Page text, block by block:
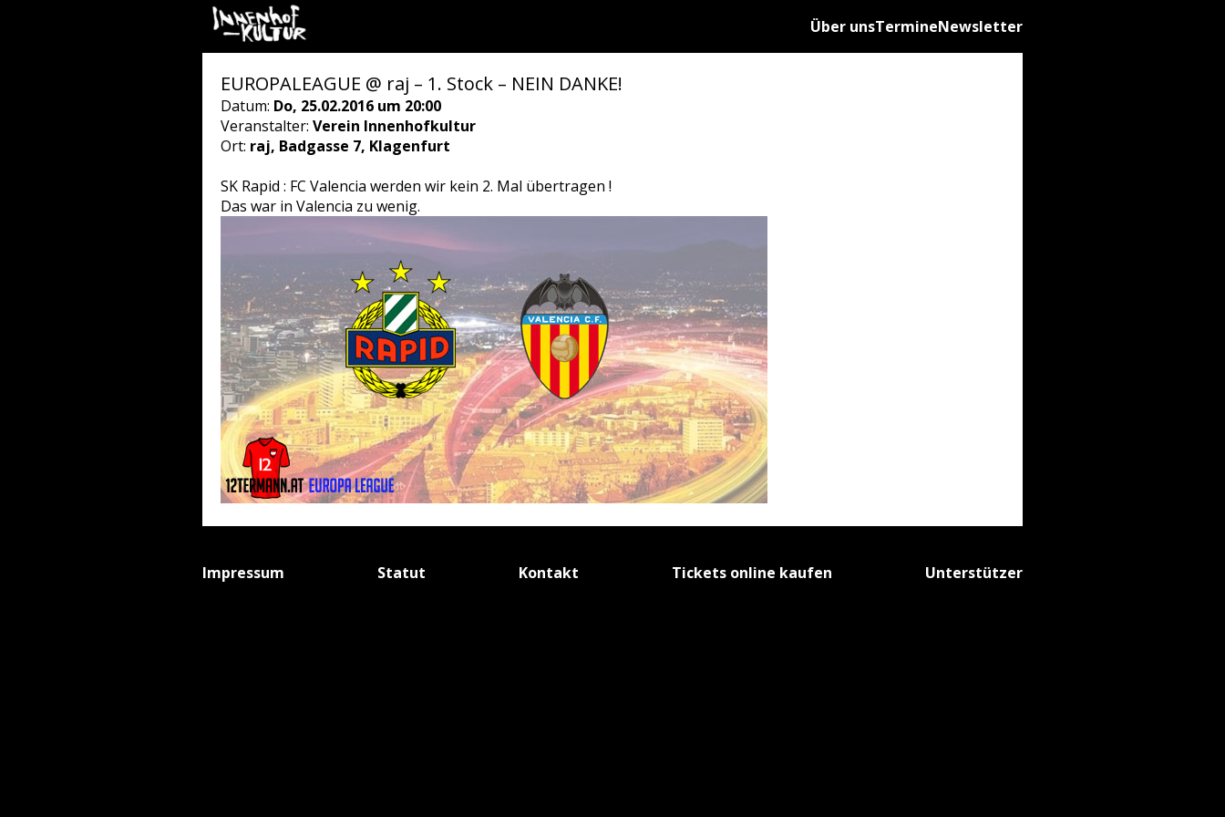
Über unsTermineNewsletter
EUROPALEAGUE @ raj – 1. Stock – NEIN DANKE!
Datum: Do, 25.02.2016 um 20:00
Veranstalter: Verein Innenhofkultur
Ort: raj, Badgasse 7, Klagenfurt
SK Rapid : FC Valencia werden wir kein 2. Mal übertragen !
Das war in Valencia zu wenig.
Impressum Statut Kontakt Tickets online kaufen Unterstützer